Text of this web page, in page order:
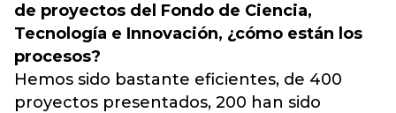
de proyectos del Fondo de Ciencia,
Tecnología e Innovación, ¿cómo están los
procesos?
Hemos sido bastante eficientes, de 400
proyectos presentados, 200 han sido